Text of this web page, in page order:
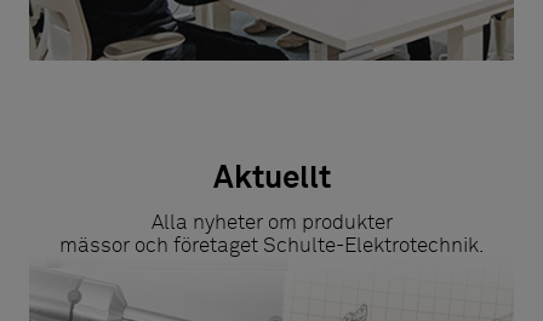
Aktuellt
Alla nyheter om produkter
mässor och företaget Schulte-Elektrotechnik.